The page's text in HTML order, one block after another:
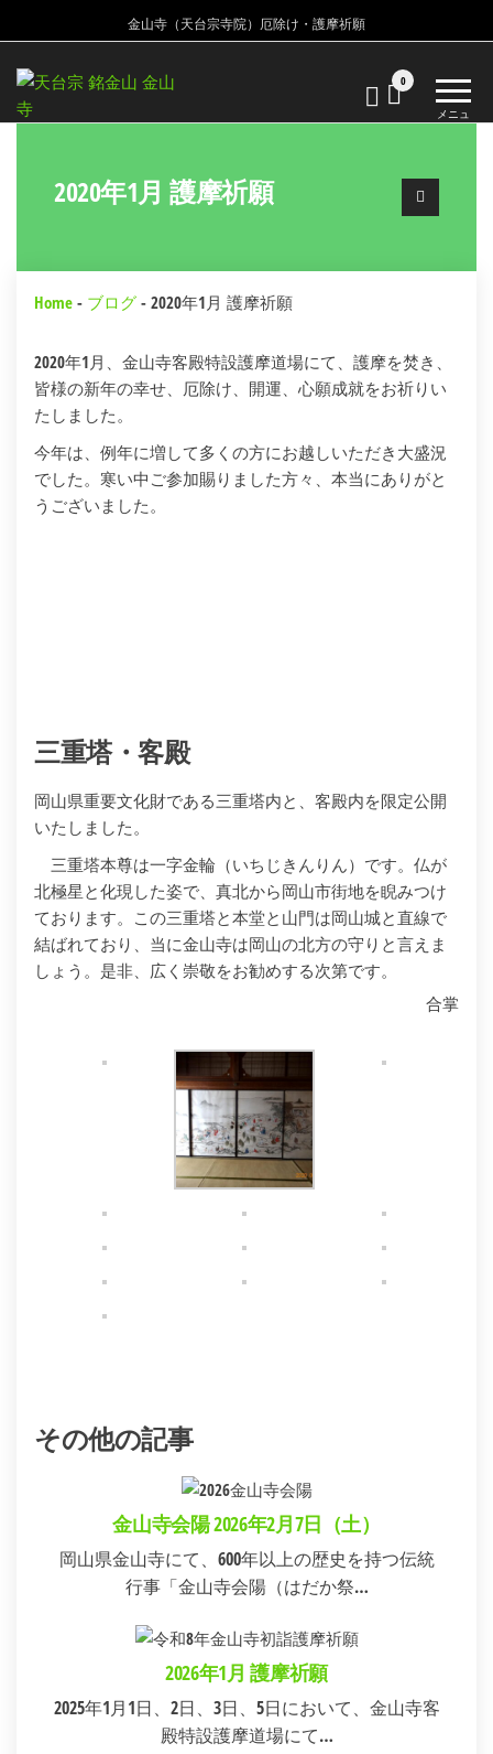
金山寺（天台宗寺院）厄除け・護摩祈願
山
寺
台
宗
メニュ
ー
0
2020年1月 護摩祈願
Home - ブログ - 2020年1月 護摩祈願
2020年1月、金山寺客殿特設護摩道場にて、護摩を焚き、
皆様の新年の幸せ、厄除け、開運、心願成就をお祈りい
たしました。
今年は、例年に増して多くの方にお越しいただき大盛況
でした。寒い中ご参加賜りました方々、本当にありがと
うございました。
三重塔・客殿
岡山県重要文化財である三重塔内と、客殿内を限定公開
いたしました。
三重塔本尊は一字金輪（いちじきんりん）です。仏が
北極星と化現した姿で、真北から岡山市街地を睨みつけ
ております。この三重塔と本堂と山門は岡山城と直線で
結ばれており、当に金山寺は岡山の北方の守りと言えま
しょう。是非、広く崇敬をお勧めする次第です。
合掌
その他の記事
金山寺会陽 2026年2月7日（土）
岡山県金山寺にて、600年以上の歴史を持つ伝統
行事「金山寺会陽（はだか祭…
2026年1月 護摩祈願
2025年1月1日、2日、3日、5日において、金山寺客
殿特設護摩道場にて…